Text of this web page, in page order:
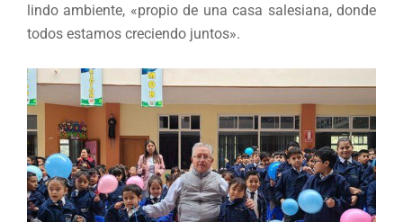
lindo ambiente, «propio de una casa salesiana, donde
todos estamos creciendo juntos».